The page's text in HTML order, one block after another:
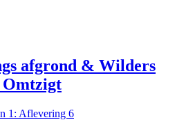
afgrond & Wilders
1: Aflevering 6